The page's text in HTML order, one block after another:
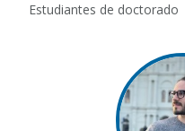
Estudiantes de doctorado